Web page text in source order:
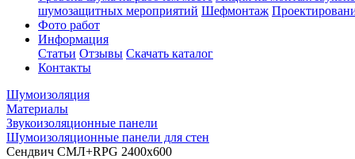
шумозащитных мероприятий Шефмонтаж
Фото работ
Информация
Статьи Отзывы Скачать каталог
Контакты
Шумоизоляция
Материалы
Звукоизоляционные панели
Шумоизоляционные панели для стен
Сендвич СМЛ+RPG 2400х600